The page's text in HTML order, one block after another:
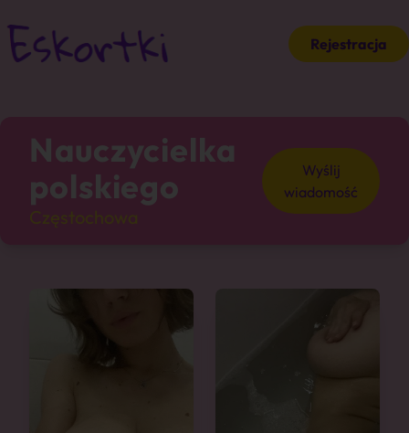
Rejestracja
Nauczycielka
polskiego
Wyślij
wiadomość